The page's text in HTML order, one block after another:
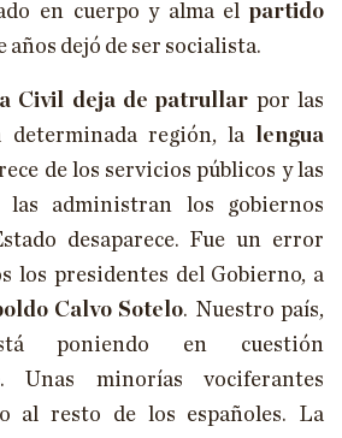
en cuerpo y alma el partido
años dejó de ser socialista.
Civil deja de patrullar por las
determinada región, la lengua
de los servicios públicos y las
administran los gobiernos
desaparece. Fue un error
los presidentes del Gobierno, a
Calvo Sotelo. Nuestro país,
poniendo en cuestión
Unas minorías vociferantes
al resto de los españoles. La